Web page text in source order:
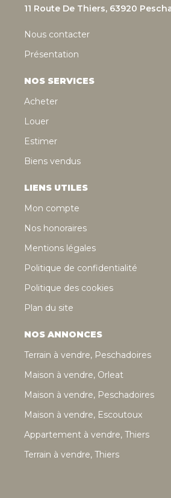
11 Route De Thiers, 63920
Nous contacter
Présentation
NOS SERVICES
Acheter
Louer
Estimer
Biens vendus
LIENS UTILES
Mon compte
Nos honoraires
Mentions légales
Politique de confidentialité
Politique des cookies
Plan du site
NOS ANNONCES
Terrain à vendre, Peschadoires
Maison à vendre, Orleat
Maison à vendre, Peschadoires
Maison à vendre, Escoutoux
Appartement à vendre, Thiers
Terrain à vendre, Thiers